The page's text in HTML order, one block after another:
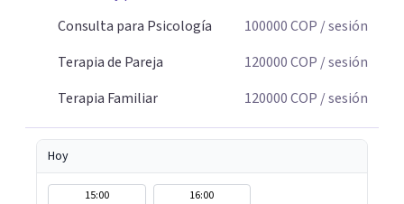
cambios que favorezcan el bienestar emocional y
comprenderse, transformarse y construir relaciones más
conscientes y saludables. Te espero para acompañarte en
Consulta para Psicología
100000COP / sesión
Terapia de Pareja
120000COP / sesión
Terapia Familiar
120000COP / sesión
Hoy
15:00 16:00